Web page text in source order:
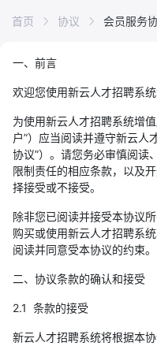
首页 协议 会员服务
一、前言
欢迎您使用新云人才招聘系统
为使用新云人才招聘系统增
户”）应当阅读并遵守新云人
协议”）。请您务必审慎阅读
限制责任的相应条款，以及
择接受或不接受。
除非您已阅读并接受本协议
购买或使用新云人才招聘系
阅读并同意受本协议的约束。
二、协议条款的确认和接受
2.1 条款的接受
新云人才招聘系统将根据本